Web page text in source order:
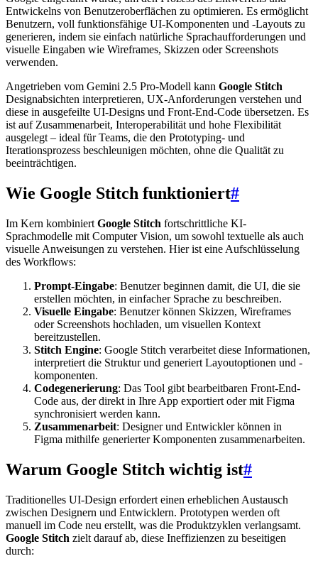
Entwickelns von Benutzeroberflächen zu optimieren. Es ermöglicht
Benutzern, voll funktionsfähige UI-Komponenten und -Layouts zu
generieren, indem sie einfach natürliche Sprachaufforderungen und
visuelle Eingaben wie Wireframes, Skizzen oder Screenshots
verwenden.
Angetrieben vom Gemini 2.5 Pro-Modell kann Google Stitch
Designabsichten interpretieren, UX-Anforderungen verstehen und
diese in ausgefeilte UI-Designs und Front-End-Code übersetzen. Es
ist auf Zusammenarbeit, Interoperabilität und hohe Flexibilität
ausgelegt – ideal für Teams, die den Prototyping- und
Iterationsprozess beschleunigen möchten, ohne die Qualität zu
beeinträchtigen.
Wie Google Stitch funktioniert#
Im Kern kombiniert Google Stitch fortschrittliche KI-
Sprachmodelle mit Computer Vision, um sowohl textuelle als auch
visuelle Anweisungen zu verstehen. Hier ist eine Aufschlüsselung
des Workflows:
Prompt-Eingabe: Benutzer beginnen damit, die UI, die sie
erstellen möchten, in einfacher Sprache zu beschreiben.
Visuelle Eingabe: Benutzer können Skizzen, Wireframes
oder Screenshots hochladen, um visuellen Kontext
bereitzustellen.
Stitch Engine: Google Stitch verarbeitet diese Informationen,
interpretiert die Struktur und generiert Layoutoptionen und -
komponenten.
Codegenerierung: Das Tool gibt bearbeitbaren Front-End-
Code aus, der direkt in Ihre App exportiert oder mit Figma
synchronisiert werden kann.
Zusammenarbeit: Designer und Entwickler können in
Figma mithilfe generierter Komponenten zusammenarbeiten.
Warum Google Stitch wichtig ist#
Traditionelles UI-Design erfordert einen erheblichen Austausch
zwischen Designern und Entwicklern. Prototypen werden oft
manuell im Code neu erstellt, was die Produktzyklen verlangsamt.
Google Stitch zielt darauf ab, diese Ineffizienzen zu beseitigen
durch: